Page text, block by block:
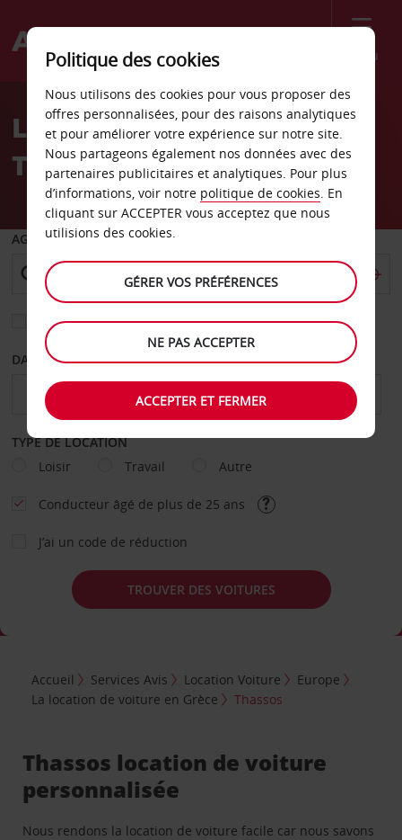
Menu
Welcome
AvisLocation de voiture
Thassos
AGENCE DE DÉPART
Sélectionnez une autre agence de retour
DATE DE DÉPART DATE DE RETOUR
TYPE DE LOCATION
Loisir
Travail Autre
Conducteur âgé de plus de 25 ans
J’ai un code de réduction
TROUVER DES VOITURES
Accueil Services Avis Location Voiture
Europe
La location de voiture en Grèce
Thassos
Thassos location de voiture
personnalisée
Nous rendons la location de voiture facile car nous savons
Politique des cookies
Nous utilisons des cookies pour vous proposer des
offres personnalisées, pour des raisons analytiques
et pour améliorer votre expérience sur notre site.
Nous partageons également nos données avec des
partenaires publicitaires et analytiques. Pour plus
d’informations, voir notre politique de cookies. En
cliquant sur ACCEPTER vous acceptez que nous
utilisions des cookies.
GÉRER VOS PRÉFÉRENCES
NE PAS ACCEPTER
ACCEPTER ET FERMER